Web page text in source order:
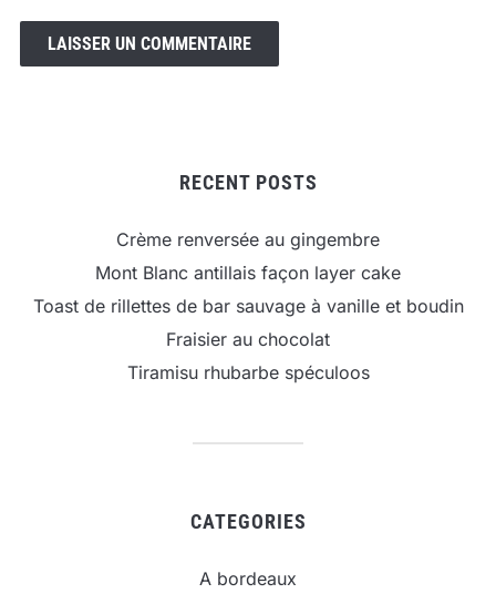
RECENT POSTS
Crème renversée au gingembre
Mont Blanc antillais façon layer cake
Toast de rillettes de bar sauvage à vanille et boudin
Fraisier au chocolat
Tiramisu rhubarbe spéculoos
CATEGORIES
A bordeaux